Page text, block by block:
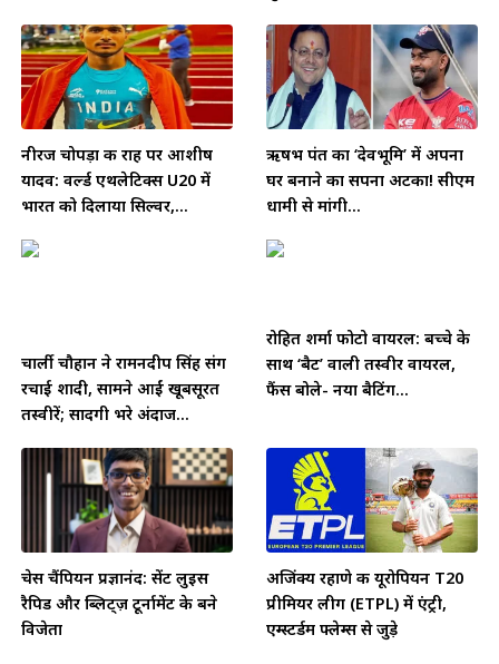
नीरज चोपड़ा की राह पर आशीष
यादव: वर्ल्ड एथलेटिक्स U20 में
भारत को दिलाया सिल्वर,...
ऋषभ पंत का ‘देवभूमि’ में अपना
घर बनाने का सपना अटका! सीएम
धामी से मांगी...
चार्ली चौहान ने रामनदीप सिंह संग
रचाई शादी, सामने आईं खूबसूरत
तस्वीरें; सादगी भरे अंदाज...
रोहित शर्मा फोटो वायरल: बच्चे के
साथ ‘बैट’ वाली तस्वीर वायरल,
फैंस बोले- नया बैटिंग...
चेस चैंपियन प्रज्ञानंद: सेंट लुइस
रैपिड और ब्लिट्ज़ टूर्नामेंट के बने
विजेता
अजिंक्य रहाणे की यूरोपियन T20
प्रीमियर लीग (ETPL) में एंट्री,
एम्स्टर्डम फ्लेम्स से जुड़े